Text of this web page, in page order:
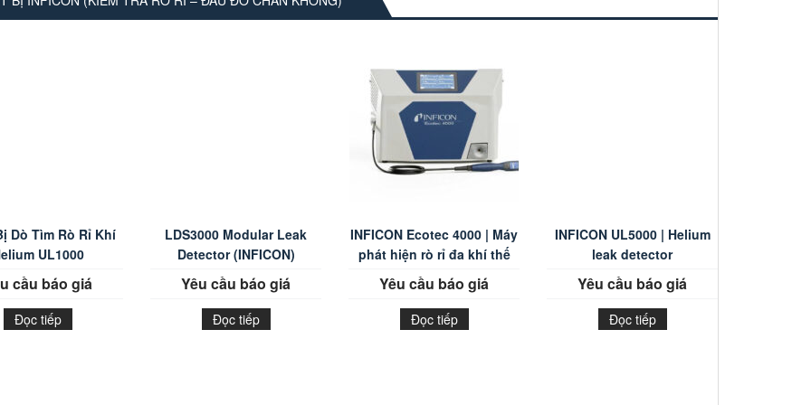
Dò Tìm Rò Rỉ Khí
UL1000
cầu báo giá
Đọc tiếp
LDS3000 Modular Leak
Detector (INFICON)
Yêu cầu báo giá
Đọc tiếp
INFICON Ecotec 4000 | Máy
phát hiện rò rỉ đa khí thế
hệ mới
Yêu cầu báo giá
Đọc tiếp
INFICON UL5000 | Helium
leak detector
Yêu cầu báo giá
Đọc tiếp